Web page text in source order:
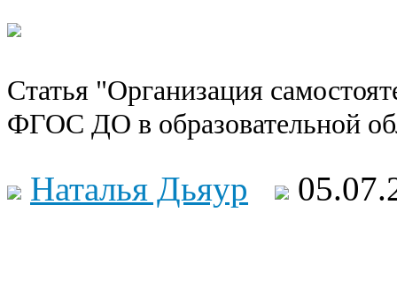
Статья "Организация
ФГОС ДО в образовательной
Наталья Дьяур